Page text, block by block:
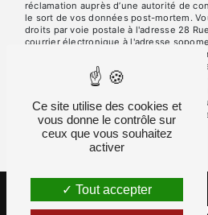
réclamation auprès d’une autorité de
le sort de vos données post-mortem.
droits par voie postale à l'adresse 28
courrier électronique à l'adresse
justificatif d'identité pourra vous être
vos données pendant la période de
durée de prescription légale aux fins
contentieux. Vous avez le droit de vous
d'opposition au démarchage
adresse: Bloctel.gouv.fr. Consultez le
d’informations sur vos droits.
Recherches
Ce site utilise des cookies et
vous donne le contrôle sur
ceux que vous souhaitez
activer
Tout accepter